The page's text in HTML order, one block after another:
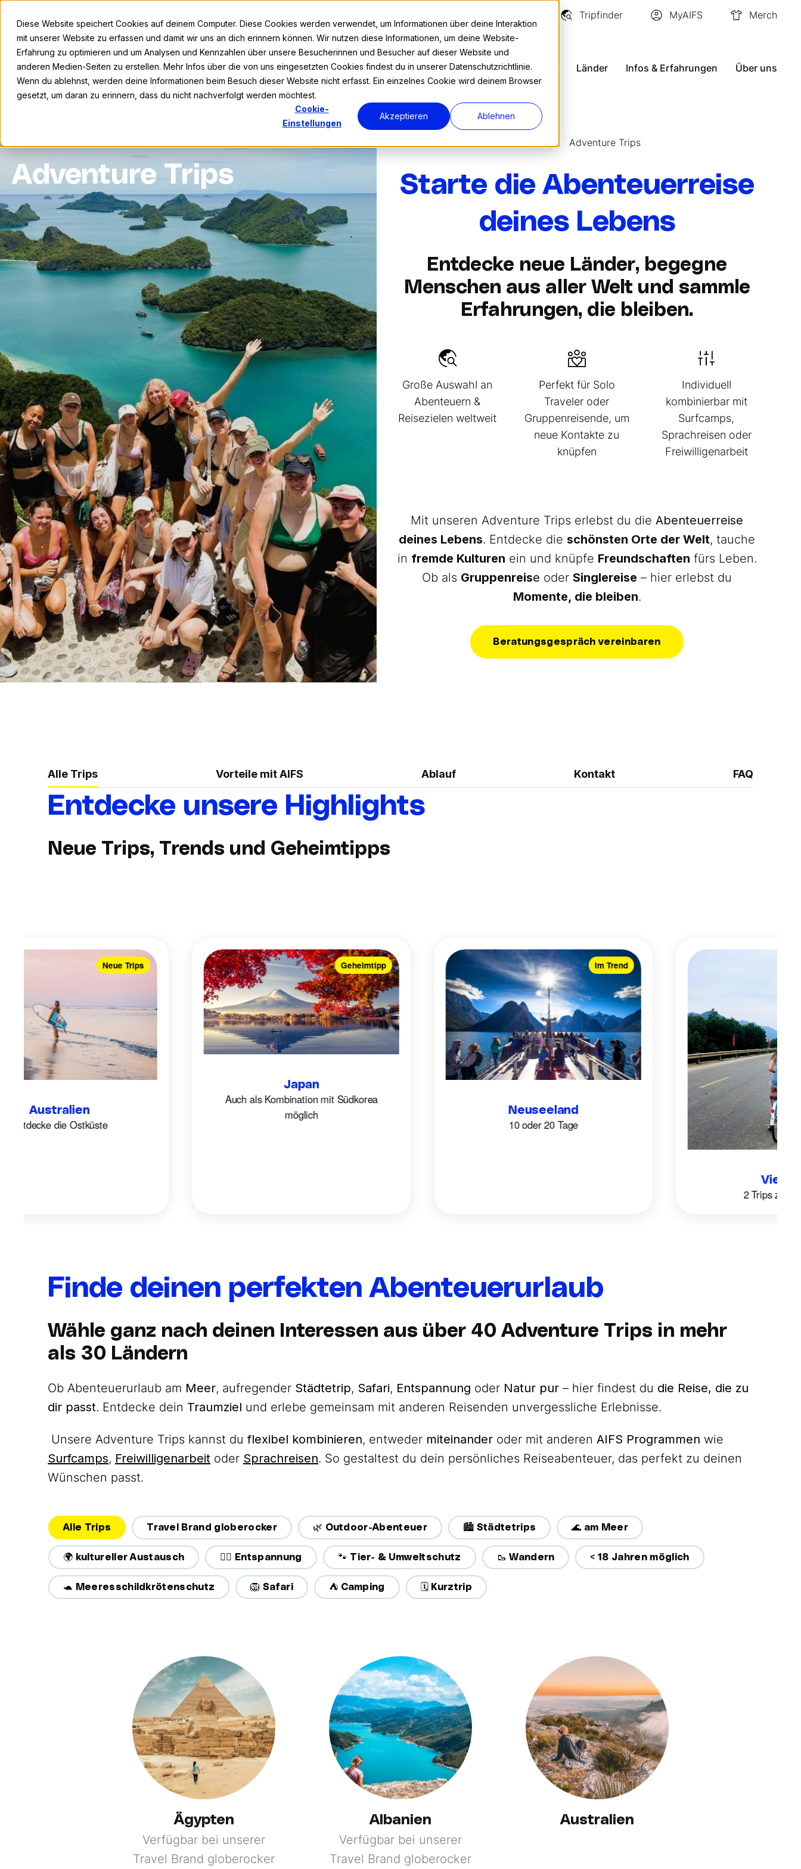
Diese Website speichert Cookies auf deinem Computer. Diese Cookies werden verwendet, um Informationen über deine Interaktion
mit unserer Website zu erfassen und damit wir uns an dich erinnern können. Wir nutzen diese Informationen, um deine Website-
Erfahrung zu optimieren und um Analysen und Kennzahlen über unsere Besucherinnen und Besucher auf dieser Website und
anderen Medien-Seiten zu erstellen. Mehr Infos über die von uns eingesetzten Cookies findest du in unserer Datenschutzrichtlinie.
Wenn du ablehnst, werden deine Informationen beim Besuch dieser Website nicht erfasst. Ein einzelnes Cookie wird deinem Browser
gesetzt, um daran zu erinnern, dass du nicht nachverfolgt werden möchtest.
Cookie-
Einstellungen
Akzeptieren Ablehnen
Tripfinder MyAIFS Merch
Programme Länder Infos & Erfahrungen Über uns
Adventure Trips
Adventure Trips
Starte die Abenteuerreise
deines Lebens
Entdecke neue Länder, begegne
Menschen aus aller Welt und sammle
Erfahrungen, die bleiben.
Große Auswahl an
Abenteuern &
Reisezielen weltweit
Perfekt für Solo
Traveler oder
Gruppenreisende, um
neue Kontakte zu
knüpfen
Individuell
kombinierbar mit
Surfcamps,
Sprachreisen oder
Freiwilligenarbeit
Mit unseren Adventure Trips erlebst du die Abenteuerreise
deines Lebens. Entdecke die schönsten Orte der Welt, tauche
in fremde Kulturen ein und knüpfe Freundschaften fürs Leben.
Ob als Gruppenreise oder Singlereise – hier erlebst du
Momente, die bleiben.
Beratungsgespräch vereinbaren
Alle Trips Vorteile mit AIFS Ablauf Kontakt FAQ
Entdecke unsere Highlights
Neue Trips, Trends und Geheimtipps
Neue Trips
Australien
die Ostküste
Geheimtipp
Japan
Auch als Kombination mit Südkorea
möglich
Im Trend
Neuseeland
10 oder 20 Tage
Vietnam
2 Trips zur
Finde deinen perfekten Abenteuerurlaub
Wähle ganz nach deinen Interessen aus über 40 Adventure Trips in mehr
als 30 Ländern
Ob Abenteuerurlaub am Meer, aufregender Städtetrip, Safari, Entspannung oder Natur pur – hier findest du die Reise, die zu
dir passt. Entdecke dein Traumziel und erlebe gemeinsam mit anderen Reisenden unvergessliche Erlebnisse.
Unsere Adventure Trips kannst duflexibel kombinieren, entweder miteinander oder mit anderen AIFS Programmen wie
Surfcamps, Freiwilligenarbeit oder Sprachreisen. So gestaltest du dein persönliches Reiseabenteuer, das perfekt zu deinen
Wünschen passt.
Alle Trips Travel Brand globerocker 🌿 Outdoor-Abenteuer 🏙️ Städtetrips 🌊 am Meer
🌍 kultureller Austausch 🧘‍♀️ Entspannung 🐾 Tier- & Umweltschutz 🥾 Wandern < 18 Jahren möglich
🐢 Meeresschildkrötenschutz 🦁 Safari ⛺ Camping 🗓️ Kurztrip
Ägypten
Verfügbar bei unserer
Travel Brand globerocker
Albanien
Verfügbar bei unserer
Travel Brand globerocker
Australien